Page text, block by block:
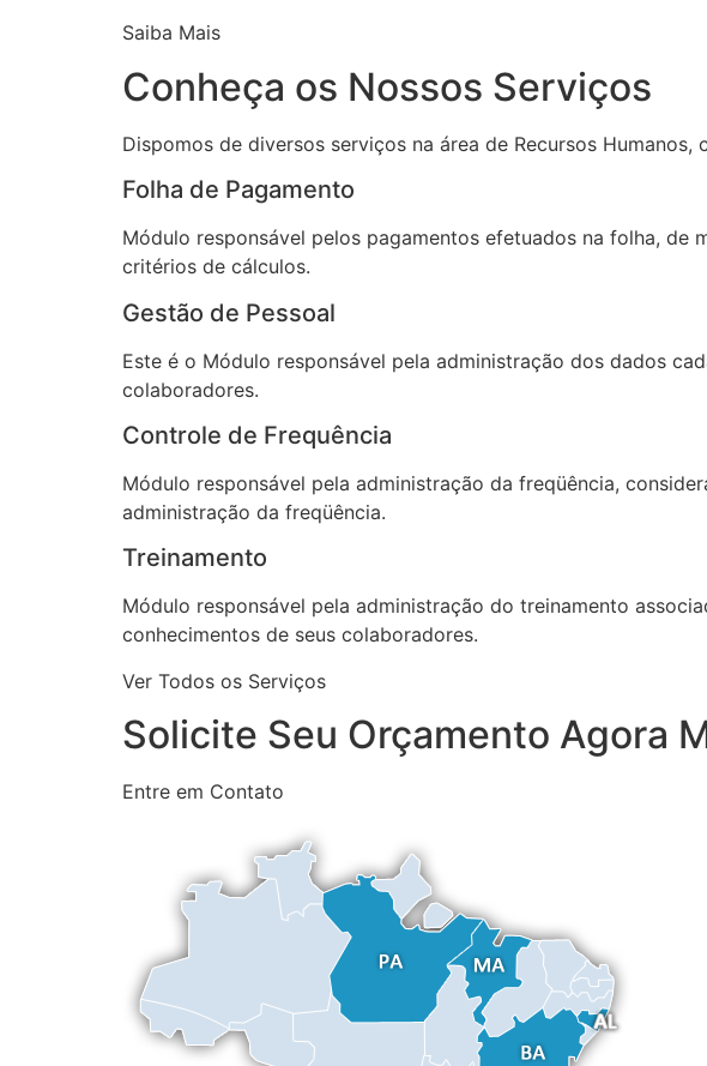
Saiba Mais
Conheça os Nossos Serviços
Dispomos de diversos serviços na área de Recursos
Folha de Pagamento
Módulo responsável pelos pagamentos efetuados na folha,
critérios de cálculos.
Gestão de Pessoal
Este é o Módulo responsável pela administração dos dados
colaboradores.
Controle de Frequência
Módulo responsável pela administração da freqüência,
administração da freqüência.
Treinamento
Módulo responsável pela administração do treinamento
conhecimentos de seus colaboradores.
Ver Todos os Serviços
Solicite Seu Orçamento Agora
Entre em Contato